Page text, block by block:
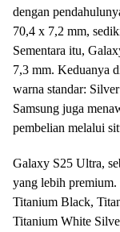
dengan
70,4 x 7,2 mm,
Sementara itu,
7,3 mm. Keduanya
warna standar:
Samsung juga
pembelian melalui
Galaxy S25 Ultra,
yang lebih
Titanium Black,
Titanium White